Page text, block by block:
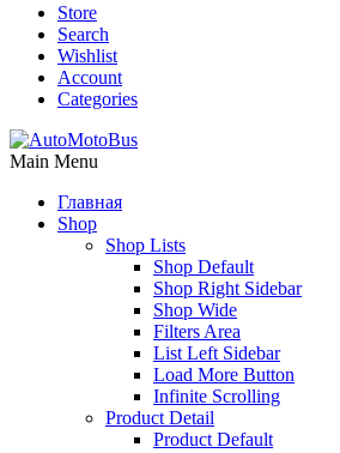
Store
Search
Wishlist
Account
Categories
Main Menu
Главная
Shop
Shop Lists
Shop Default
Shop Right Sidebar
Shop Wide
Filters Area
List Left Sidebar
Load More Button
Infinite Scrolling
Product Detail
Product Default